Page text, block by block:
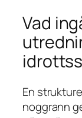
Vad
En
noggrann